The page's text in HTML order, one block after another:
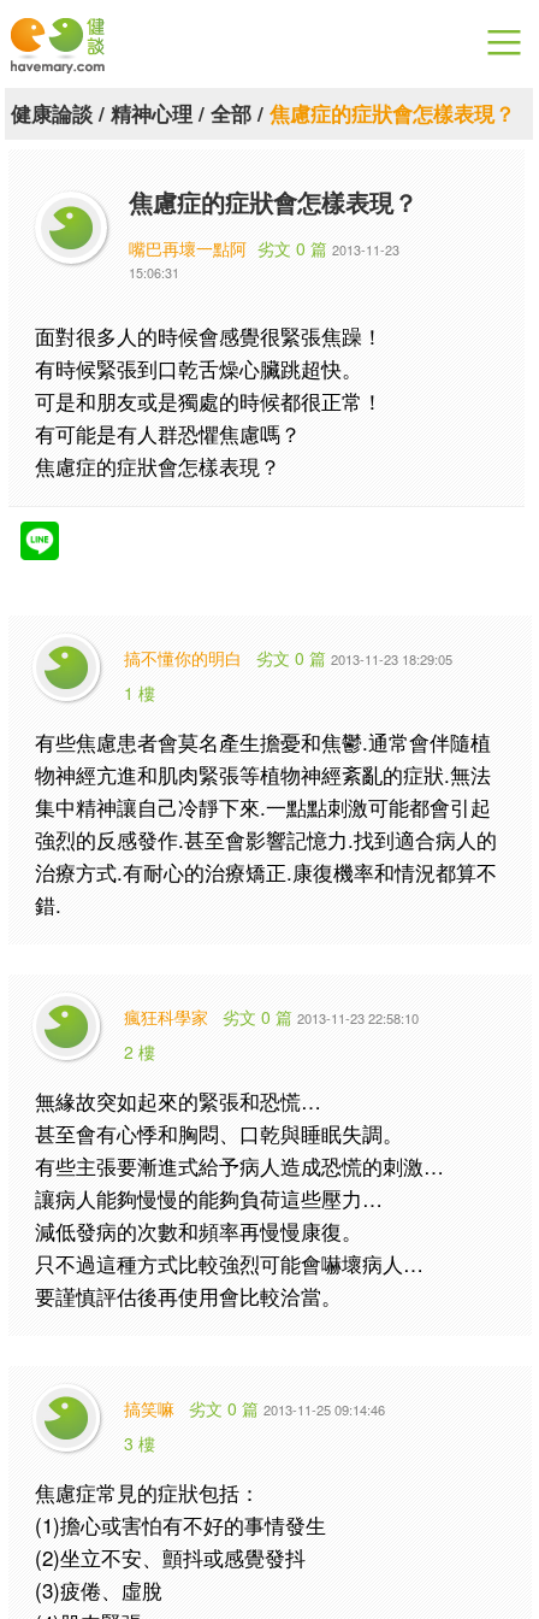
漫漫健康
關於健談
聯絡我們
下載專區
健康論談/ 精神心理 / 全部/ 焦慮症的症狀會怎樣表現？
焦慮症的症狀會怎樣表現？
嘴巴再壞一點阿 劣文 0 篇 2013-11-23
15:06:31
面對很多人的時候會感覺很緊張焦躁！
有時候緊張到口乾舌燥心臟跳超快。
可是和朋友或是獨處的時候都很正常！
有可能是有人群恐懼焦慮嗎？
焦慮症的症狀會怎樣表現？
搞不懂你的明白 劣文 0 篇 2013-11-23 18:29:05
1 樓
有些焦慮患者會莫名產生擔憂和焦鬱.通常會伴隨植
物神經亢進和肌肉緊張等植物神經紊亂的症狀.無法
集中精神讓自己冷靜下來.一點點刺激可能都會引起
強烈的反感發作.甚至會影響記憶力.找到適合病人的
治療方式.有耐心的治療矯正.康復機率和情況都算不
錯.
瘋狂科學家 劣文 0 篇 2013-11-23 22:58:10
2 樓
無緣故突如起來的緊張和恐慌…
甚至會有心悸和胸悶、口乾與睡眠失調。
有些主張要漸進式給予病人造成恐慌的刺激…
讓病人能夠慢慢的能夠負荷這些壓力…
減低發病的次數和頻率再慢慢康復。
只不過這種方式比較強烈可能會嚇壞病人…
要謹慎評估後再使用會比較洽當。
搞笑嘛 劣文 0 篇 2013-11-25 09:14:46
3 樓
焦慮症常見的症狀包括：
(1)擔心或害怕有不好的事情發生
(2)坐立不安、顫抖或感覺發抖
(3)疲倦、虛脫